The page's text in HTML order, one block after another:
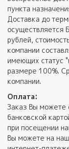
пункта
Доставка до
осуществляется
рублей,
компании
имеющих статус
размере 100%.
компании.
Оплата:
Заказ Вы можете
банковской
при посещении
Вы можете на